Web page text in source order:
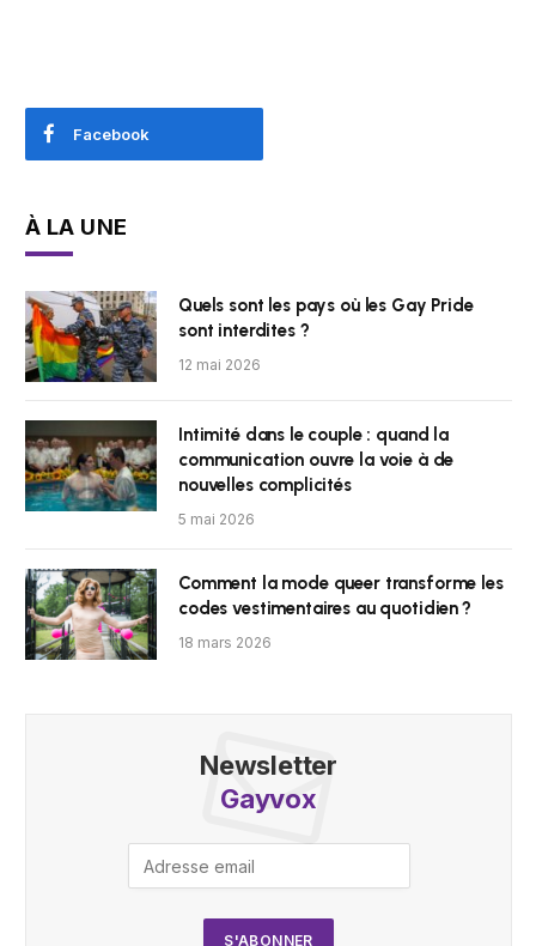
Facebook
À LA UNE
Quels sont les pays où les Gay Pride
sont interdites ?
12 mai 2026
Intimité dans le couple : quand la
communication ouvre la voie à de
nouvelles complicités
5 mai 2026
Comment la mode queer transforme les
codes vestimentaires au quotidien ?
18 mars 2026
Newsletter
Gayvox